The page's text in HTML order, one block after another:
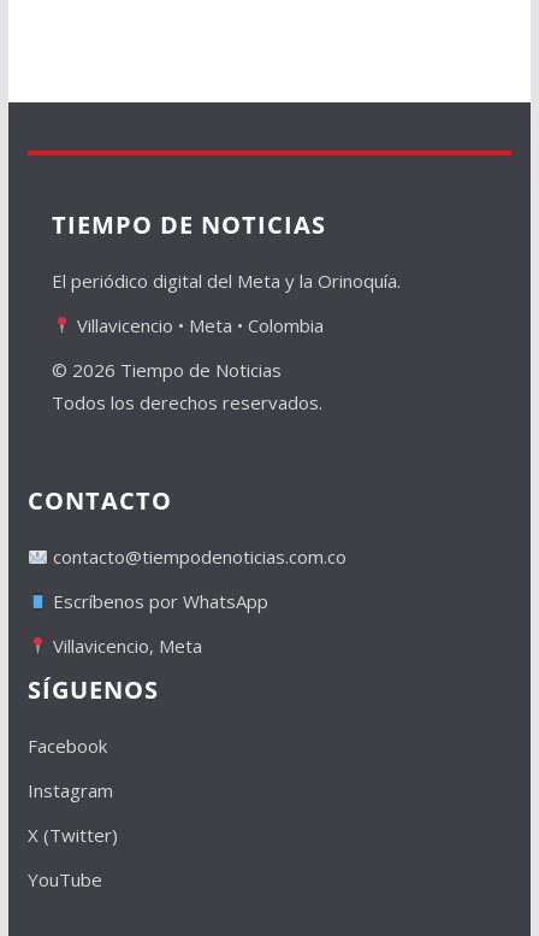
TIEMPO DE NOTICIAS
El periódico digital del Meta y la Orinoquía.
Villavicencio • Meta • Colombia
© 2026 Tiempo de Noticias
Todos los derechos reservados.
CONTACTO
contacto@tiempodenoticias.com.co
Escríbenos por WhatsApp
Villavicencio, Meta
SÍGUENOS
Facebook
Instagram
X (Twitter)
YouTube